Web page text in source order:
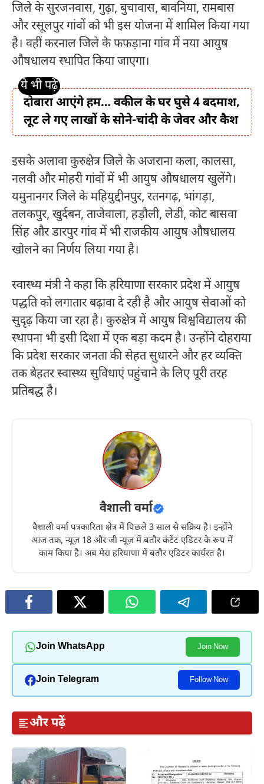
जिले के सुरजनवास, गुढ़ा, बुचावास, बावनिया, रामबास
और रसूलपुर गांवों को भी इस योजना में शामिल किया गया
है। वहीं करनाल जिले के फफड़ाना गांव में नया आयुष
औषधालय स्थापित किया जाएगा।
दोबारा आएंगे हम… वकील के घर घुसे 4 बदमाश,
लूट ले गए लाखों के सोने-चांदी के जेवर और कैश
इसके अलावा कुरुक्षेत्र जिले के अजराना कला, कालसा,
नलवी और मोहरी गांवों में भी आयुष औषधालय खुलेंगे।
यमुनानगर जिले के महियुद्दीनपुर, रतनगढ़, भांगड़ा,
तलकपुर, खुर्दबन, ताजेवाला, हड़ौली, लेडी, कोट बासवा
सिंह और डारपुर गांव में भी राजकीय आयुष औषधालय
खोलने का निर्णय लिया गया है।
स्वास्थ्य मंत्री ने कहा कि हरियाणा सरकार प्रदेश में आयुष
पद्धति को लगातार बढ़ावा दे रही है और आयुष सेवाओं को
सुदृढ़ किया जा रहा है। कुरुक्षेत्र में आयुष विश्वविद्यालय की
स्थापना भी इसी दिशा में एक बड़ा कदम है। उन्होंने दोहराया
कि प्रदेश सरकार जनता की सेहत सुधारने और हर व्यक्ति
तक बेहतर स्वास्थ्य सुविधाएं पहुंचाने के लिए पूरी तरह
प्रतिबद्ध है।
वैशाली वर्मा
वैशाली वर्मा पत्रकारिता क्षेत्र में पिछले 3 साल से सक्रिय है। इन्होंने
आज तक, न्यूज़ 18 और जी न्यूज़ में बतौर कंटेंट एडिटर के रूप में
काम किया है। अब मेरा हरियाणा में बतौर एडिटर कार्यरत है।
Join WhatsApp Join Now
Join Telegram Follow Now
और पढ़ें